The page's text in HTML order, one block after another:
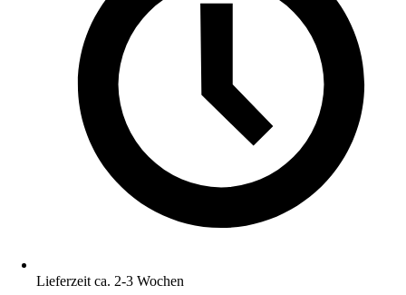
Lieferzeit ca. 2-3 Wochen